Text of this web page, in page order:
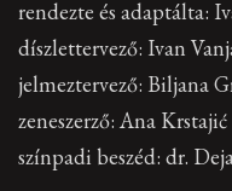
rendezte és adaptálta:
díszlettervező: Ivan
jelmeztervező: Biljana
zeneszerző: Ana Krstajić
színpadi beszéd: dr.